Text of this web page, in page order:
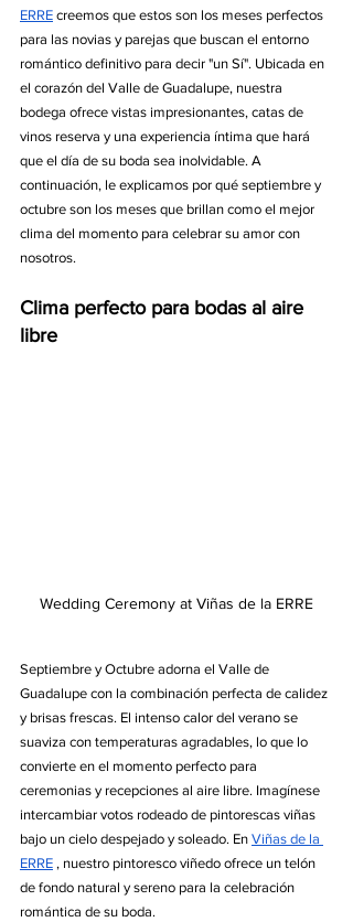
ERRE creemos que estos son los meses perfectos
para las novias y parejas que buscan el entorno
romántico definitivo para decir "un Sí". Ubicada en
el corazón del Valle de Guadalupe, nuestra
bodega ofrece vistas impresionantes, catas de
vinos reserva y una experiencia íntima que hará
que el día de su boda sea inolvidable. A
continuación, le explicamos por qué septiembre y
octubre son los meses que brillan como el mejor
clima del momento para celebrar su amor con
nosotros.
Clima perfecto para bodas al aire
libre
Wedding Ceremony at Viñas de la ERRE
Septiembre y Octubre adorna el Valle de
Guadalupe con la combinación perfecta de calidez
y brisas frescas. El intenso calor del verano se
suaviza con temperaturas agradables, lo que lo
convierte en el momento perfecto para
ceremonias y recepciones al aire libre. Imagínese
intercambiar votos rodeado de pintorescas viñas
bajo un cielo despejado y soleado. En Viñas de la
ERRE , nuestro pintoresco viñedo ofrece un telón
de fondo natural y sereno para la celebración
romántica de su boda.